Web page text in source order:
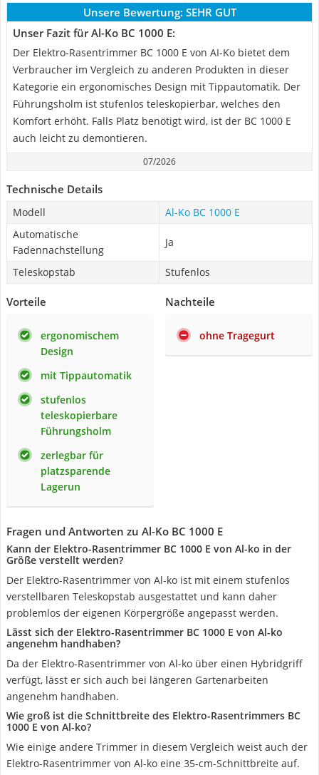
Unsere Bewertung: SEHR GUT
Unser Fazit für Al-Ko BC 1000 E:
Der Elektro-Rasentrimmer BC 1000 E von AI-Ko bietet dem
Verbraucher im Vergleich zu anderen Produkten in dieser
Kategorie ein ergonomisches Design mit Tippautomatik. Der
Führungsholm ist stufenlos teleskopierbar, welches den
Komfort erhöht. Falls Platz benötigt wird, ist der BC 1000 E
auch leicht zu demontieren.
07/2026
Technische Details
Modell
Al-Ko BC 1000 E
Automatische
Fadennachstellung
Ja
Teleskopstab Stufenlos
Vorteile
ergonomischem
Design
mit Tippautomatik
stufenlos
teleskopierbare
Führungsholm
zerlegbar für
platzsparende
Lagerun
Nachteile
ohne Tragegurt
Fragen und Antworten zu Al-Ko BC 1000 E
Kann der Elektro-Rasentrimmer BC 1000 E von Al-ko in der
Größe verstellt werden?
Der Elektro-Rasentrimmer von Al-ko ist mit einem stufenlos
verstellbaren Teleskopstab ausgestattet und kann daher
problemlos der eigenen Körpergröße angepasst werden.
Lässt sich der Elektro-Rasentrimmer BC 1000 E von Al-ko
angenehm handhaben?
Da der Elektro-Rasentrimmer von Al-ko über einen Hybridgriff
verfügt, lässt er sich auch bei längeren Gartenarbeiten
angenehm handhaben.
Wie groß ist die Schnittbreite des Elektro-Rasentrimmers BC
1000 E von Al-ko?
Wie einige andere Trimmer in diesem Vergleich weist auch der
Elektro-Rasentrimmer von Al-ko eine 35-cm-Schnittbreite auf.